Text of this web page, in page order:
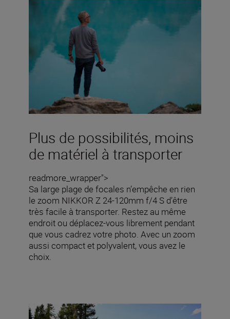
Plus de possibilités, moins
de matériel à transporter
readmore_wrapper">
Sa large plage de focales n’empêche en rien
le zoom NIKKOR Z 24-120mm f/4 S d’être
très facile à transporter. Restez au même
endroit ou déplacez-vous librement pendant
que vous cadrez votre photo. Avec un zoom
aussi compact et polyvalent, vous avez le
choix.